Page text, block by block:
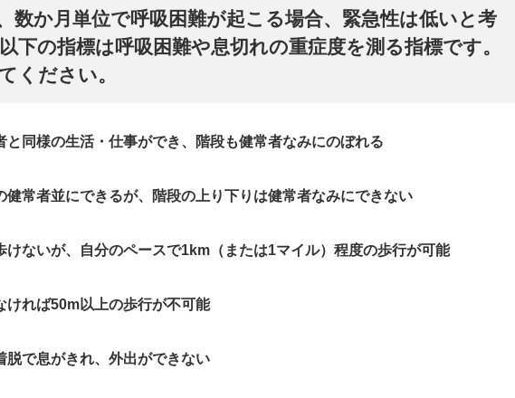
数か月単位で呼吸困難が起こる場合、緊急性は低いと考
下の指標は呼吸困難や息切れの重症度を測る指標です。
ください。
同様の生活・仕事ができ、階段も健常者なみにのぼれる
常者並にできるが、階段の上り下りは健常者なみにできない
ないが、自分のペースで1km（または1マイル）程度の歩行が可能
れば50m以上の歩行が不可能
で息がきれ、外出ができない